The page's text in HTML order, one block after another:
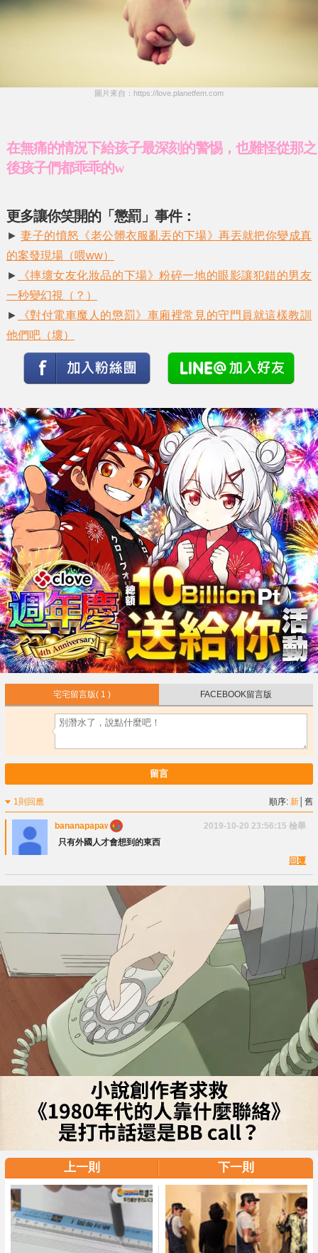
圖片來自：https://love.planetfem.com
在無痛的情況下給孩子最深刻的警惕，也難怪從那之
後孩子們都乖乖的w
更多讓你笑開的「懲罰」事件：
►妻子的憤怒《老公髒衣服亂丟的下場》再丟就把你變成真
的案發現場（喂ww）
►
《摔壞女友化妝品的下場》粉碎一地的眼影讓犯錯的男友
一秒變幻視（？）
►
《對付電車魔人的懲罰》車廂裡常見的守門員就這樣教訓
他們吧（壞）
宅宅留言版( 1 ) FACEBOOK留言版
留言
1則回應 順序:新 │舊
bananapapaws 2019-10-20 23:56:15 檢舉
只有外國人才會想到的東西
回覆
上一則 下一則